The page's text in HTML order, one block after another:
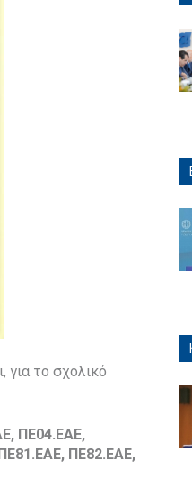
για το σχολικό
ΠΕ04.EAE,
EAE, ΠΕ82.EAE,